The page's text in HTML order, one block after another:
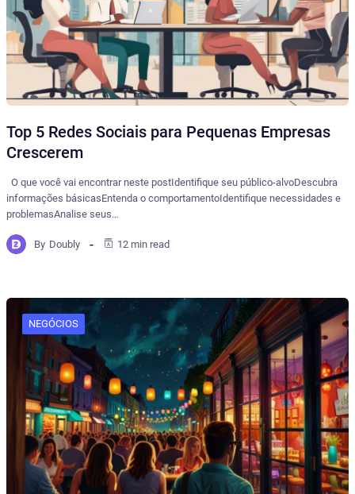
Top 5 Redes Sociais para Pequenas Empresas
Crescerem
O que você vai encontrar neste postIdentifique seu público-alvoDescubra
informações básicasEntenda o comportamentoIdentifique necessidades e
problemasAnalise seus…
By Doubly 12 min read
NEGÓCIOS